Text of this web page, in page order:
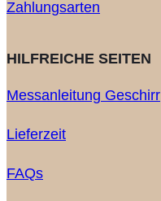
Zahlungsarten
HILFREICHE SEITEN
Messanleitung Geschirr
Lieferzeit
FAQs